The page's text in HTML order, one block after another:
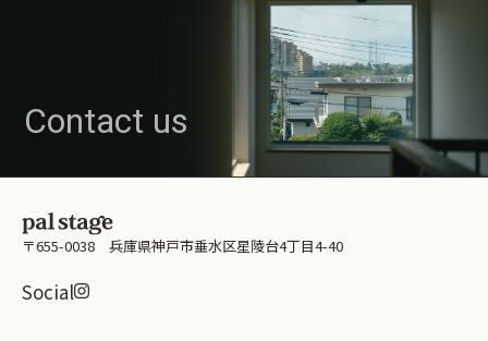
Contact us
〒655-0038 兵庫県神戸市垂水区星陵台4丁目4-40
Social